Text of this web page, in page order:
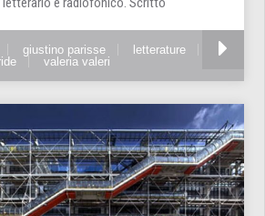
giustino parisse
letterature
valeria valeri